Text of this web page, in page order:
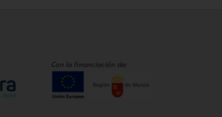
Con la financiación de: